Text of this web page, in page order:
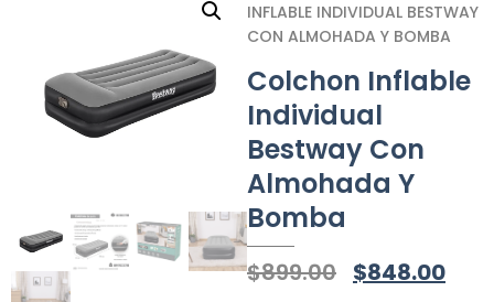
INFLABLE INDIVIDUAL BESTWAY
CON ALMOHADA Y BOMBA
Colchon Inflable
Individual
Bestway Con
Almohada Y
Bomba
$899.00 $848.00